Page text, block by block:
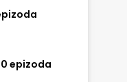
epizoda